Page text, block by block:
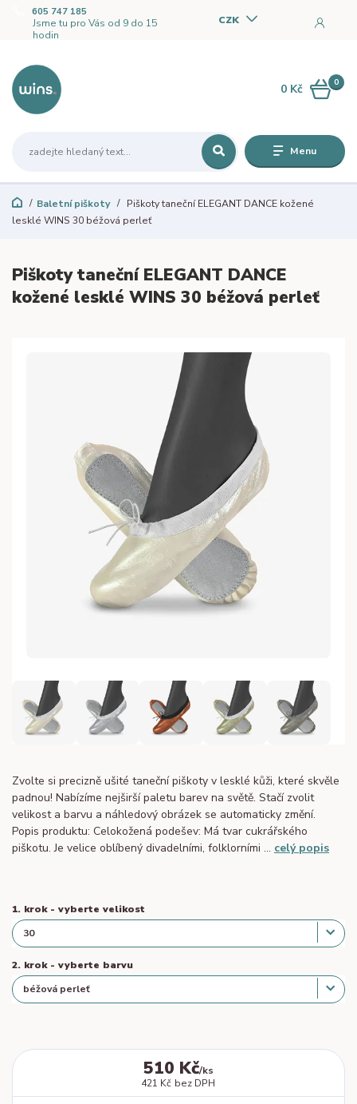
Menu
CZK
605 747 185
Jsme tu pro Vás od 9 do 15
hodin
0
0 Kč
Baletní piškoty
Piškoty taneční ELEGANT DANCE kožené
lesklé WINS 30 béžová perleť
Piškoty taneční ELEGANT DANCE
kožené lesklé WINS 30 béžová perleť
Zvolte si precizně ušité taneční piškoty v lesklé kůži, které skvěle
padnou! Nabízíme nejširší paletu barev na světě. Stačí zvolit
velikost a barvu a náhledový obrázek se automaticky změní.
Popis produktu: Celokožená podešev: Má tvar cukrářského
piškotu. Je velice oblíbený divadelními, folklorními ... celý popis
1. krok - vyberte velikost
2. krok - vyberte barvu
510 Kč/ks
421 Kč bez DPH